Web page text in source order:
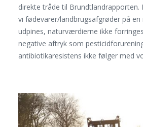
direkte tråde til Brundtlandrapporten.
vi fødevarer/landbrugsafgrøder på
udpines, naturværdierne ikke
negative aftryk som
antibiotikaresistens ikke følger med